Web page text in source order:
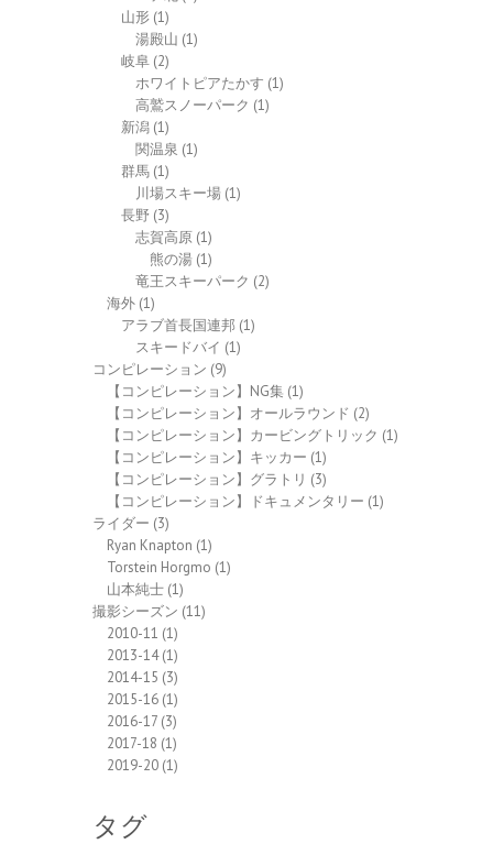
山形 (1)
湯殿山 (1)
岐阜 (2)
ホワイトピアたかす (1)
高鷲スノーパーク (1)
新潟 (1)
関温泉 (1)
群馬 (1)
川場スキー場 (1)
長野 (3)
志賀高原 (1)
熊の湯 (1)
竜王スキーパーク (2)
海外 (1)
アラブ首長国連邦 (1)
スキードバイ (1)
コンピレーション (9)
【コンピレーション】NG集 (1)
【コンピレーション】オールラウンド (2)
【コンピレーション】カービングトリック (1)
【コンピレーション】キッカー (1)
【コンピレーション】グラトリ (3)
【コンピレーション】ドキュメンタリー (1)
ライダー (3)
Ryan Knapton (1)
Torstein Horgmo (1)
山本純士 (1)
撮影シーズン (11)
2010-11 (1)
2013-14(1)
2014-15 (3)
2015-16 (1)
2016-17 (3)
2017-18 (1)
2019-20 (1)
タグ